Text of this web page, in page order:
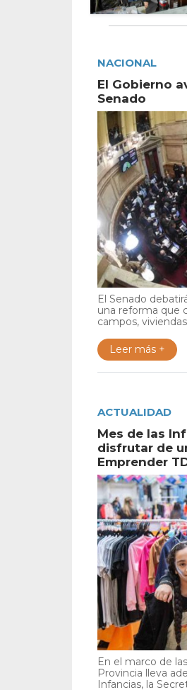
NACIONAL
El Gobierno
Senado
El Senado
una reforma que
campos,
Leer más +
ACTUALIDAD
Mes de las
disfrutar de
Emprender
En el marco de
Provincia lleva
Infancias, la